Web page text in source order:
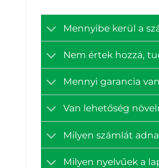
Mennyibe kerül a
Nem értek hozzá,
Mennyi garancia
Van lehetőség
Milyen számlát
Milyen nyelvűek a